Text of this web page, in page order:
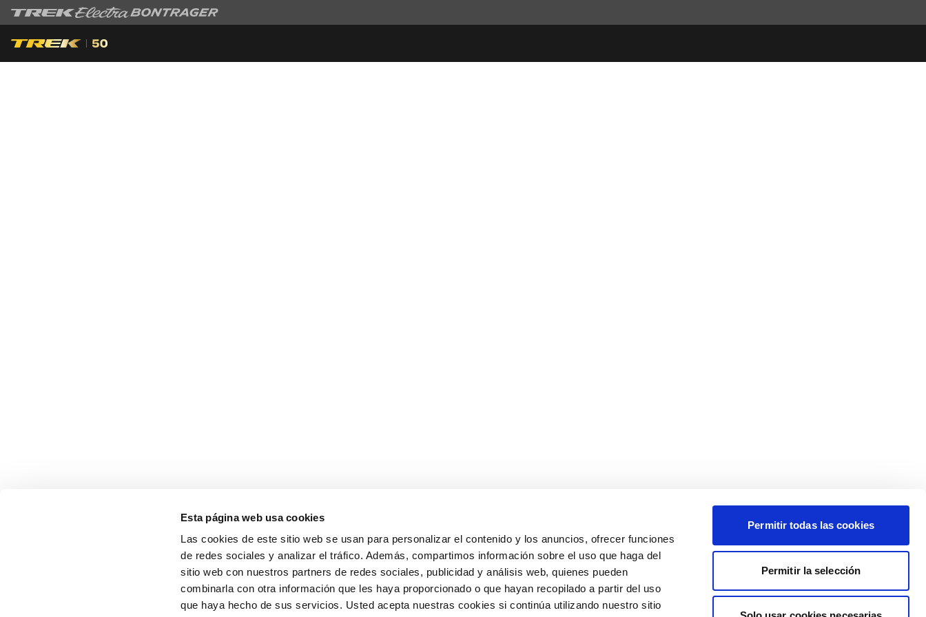
Esta página web usa cookies
Las cookies de este sitio web se usan para personalizar el contenido y los anuncios, ofrecer funciones
de redes sociales y analizar el tráfico. Además, compartimos información sobre el uso que haga del
sitio web con nuestros partners de redes sociales, publicidad y análisis web, quienes pueden
combinarla con otra información que les haya proporcionado o que hayan recopilado a partir del uso
que haya hecho de sus servicios. Usted acepta nuestras cookies si continúa utilizando nuestro sitio
Permitir todas las cookies
Permitir la selección